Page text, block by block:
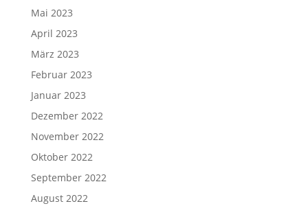
Mai 2023
April 2023
März 2023
Februar 2023
Januar 2023
Dezember 2022
November 2022
Oktober 2022
September 2022
August 2022